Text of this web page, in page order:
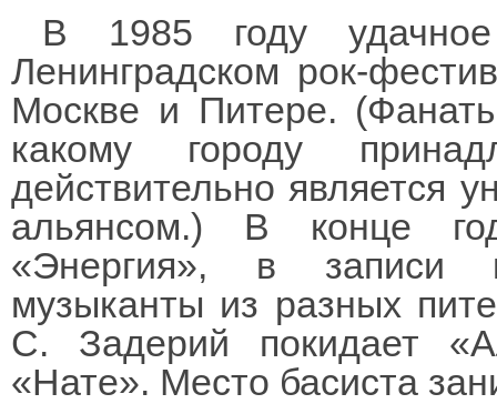
В 1985 году
Ленинградском рок-
Москве и Питере.
какому городу
действительно является
альянсом.) В конце
«Энергия», в записи
музыканты из разных
С. Задерий покидает
«Нате». Место басиста